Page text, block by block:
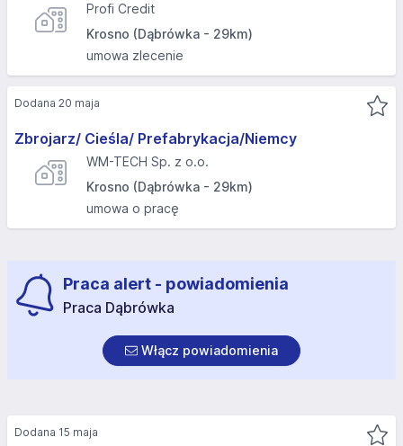
Profi Credit
Krosno (Dąbrówka - 29km)
umowa zlecenie
Zbrojarz/ Cieśla/ Prefabrykacja/Niemcy
WM-TECH Sp. z o.o.
Krosno (Dąbrówka - 29km)
umowa o pracę
Dodana 20 maja
Praca alert - powiadomienia
Praca Dąbrówka
Włącz powiadomienia
Dodana 15 maja